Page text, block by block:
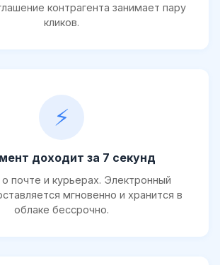
контрагента занимает пару
кликов.
⚡
доходит за 7 секунд
почте и курьерах. Электронный
мгновенно и хранится в
облаке бессрочно.